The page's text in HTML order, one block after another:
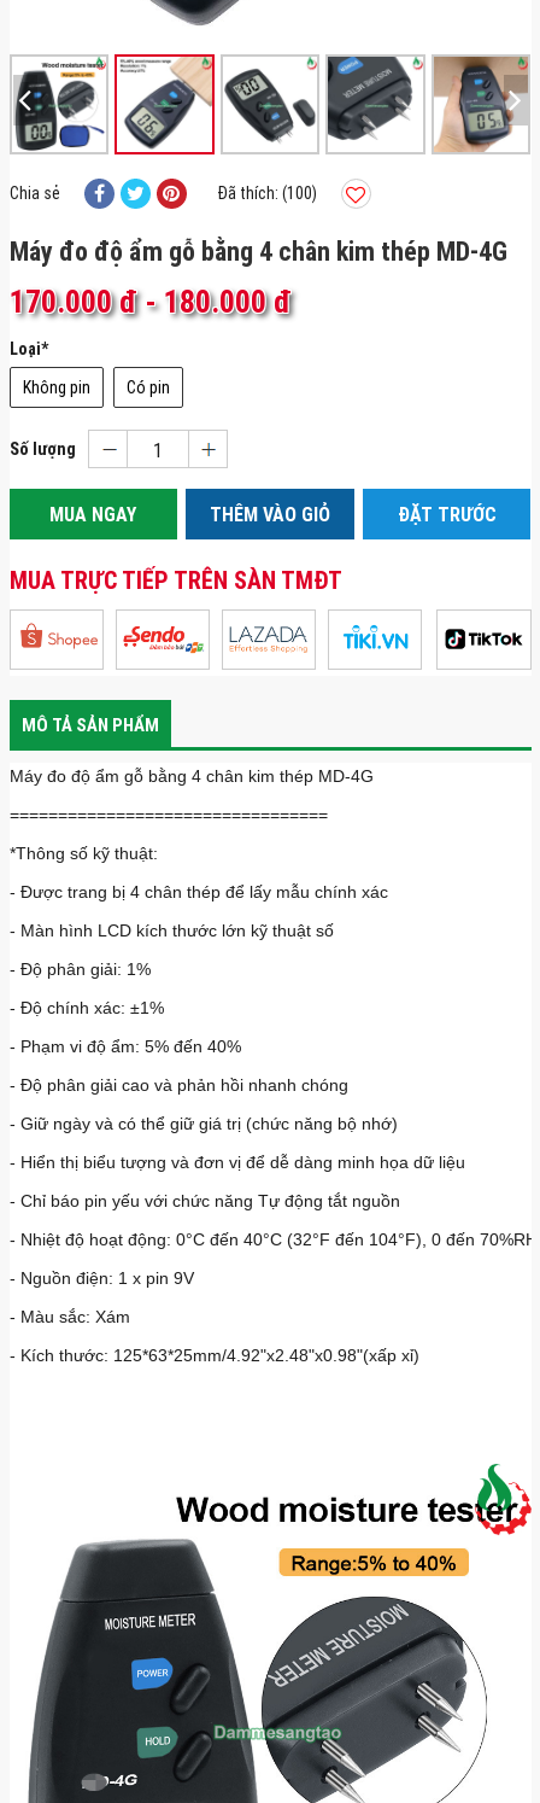
Chia sẻ Đã thích: (100)
Máy đo độ ẩm gỗ bằng 4 chân kim thép MD-4G
170.000 đ-180.000 đ
Loại*
Không pin
Có pin
Số lượng
MUA NGAY THÊM VÀO GIỎ ĐẶT TRƯỚC
MUA TRỰC TIẾP TRÊN SÀN TMĐT
MÔ TẢ SẢN PHẨM
Máy đo độ ẩm gỗ bằng 4 chân kim thép MD-4G
=================================
*Thông số kỹ thuật:
- Được trang bị 4 chân thép để lấy mẫu chính xác
- Màn hình LCD kích thước lớn kỹ thuật số
- Độ phân giải: 1%
- Độ chính xác: ±1%
- Phạm vi độ ẩm: 5% đến 40%
- Độ phân giải cao và phản hồi nhanh chóng
- Giữ ngày và có thể giữ giá trị (chức năng bộ nhớ)
- Hiển thị biểu tượng và đơn vị để dễ dàng minh họa dữ liệu
- Chỉ báo pin yếu với chức năng Tự động tắt nguồn
- Nhiệt độ hoạt động: 0°C đến 40°C (32°F đến 104°F), 0 đến 70%RH
- Nguồn điện: 1 x pin 9V
- Màu sắc: Xám
- Kích thước: 125*63*25mm/4.92"x2.48"x0.98"(xấp xỉ)